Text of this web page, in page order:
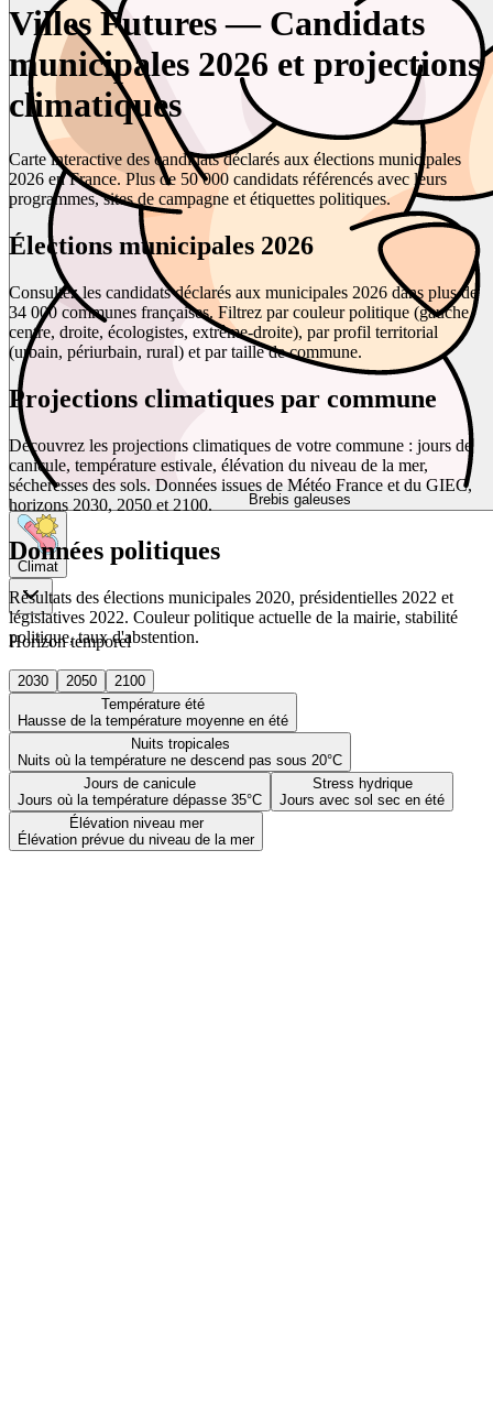
Brebis galeuses
Climat
Horizon temporel
2030 2050
2100
Température été
Hausse de la température moyenne en été
Nuits tropicales
Nuits où la température ne descend pas sous 20°C
Jours de canicule
Jours où la température dépasse 35°C
Stress hydrique
Jours avec sol sec en été
Élévation niveau mer
Élévation prévue du niveau de la mer
Villes Futures — Candidats
municipales 2026 et projections
climatiques
Carte interactive des candidats déclarés aux élections municipales
2026 en France. Plus de 50 000 candidats référencés avec leurs
programmes, sites de campagne et étiquettes politiques.
Élections municipales 2026
Consultez les candidats déclarés aux municipales 2026 dans plus de
34 000 communes françaises. Filtrez par couleur politique (gauche,
centre, droite, écologistes, extrême-droite), par profil territorial
(urbain, périurbain, rural) et par taille de commune.
Projections climatiques par commune
Découvrez les projections climatiques de votre commune : jours de
canicule, température estivale, élévation du niveau de la mer,
sécheresses des sols. Données issues de Météo France et du GIEC,
horizons 2030, 2050 et 2100.
Données politiques
Résultats des élections municipales 2020, présidentielles 2022 et
législatives 2022. Couleur politique actuelle de la mairie, stabilité
politique, taux d'abstention.